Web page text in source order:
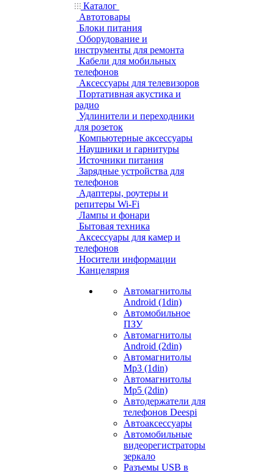
Каталог
Автотовары
Блоки питания
Оборудование и
инструменты для ремонта
Кабели для мобильных
телефонов
Аксессуары для телевизоров
Портативная акустика и
радио
Удлинители и переходники
для розеток
Компьютерные аксессуары
Наушники и гарнитуры
Источники питания
Зарядные устройства для
телефонов
Адаптеры, роутеры и
репитеры Wi-Fi
Лампы и фонари
Бытовая техника
Аксессуары для камер и
телефонов
Носители информации
Канцелярия
Автомагнитолы
Android (1din)
Автомобильное
ПЗУ
Автомагнитолы
Android (2din)
Автомагнитолы
Mp3 (1din)
Автомагнитолы
Mp5 (2din)
Автодержатели для
телефонов Deespi
Автоаксессуары
Автомобильные
видеорегистраторы
зеркало
Разъемы USB в